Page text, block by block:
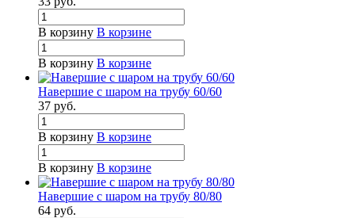
В корзину В корзине
В корзину В корзине
Навершие с шаром на трубу 60/60
37 руб.
В корзину В корзине
В корзину В корзине
Навершие с шаром на трубу 80/80
64 руб.